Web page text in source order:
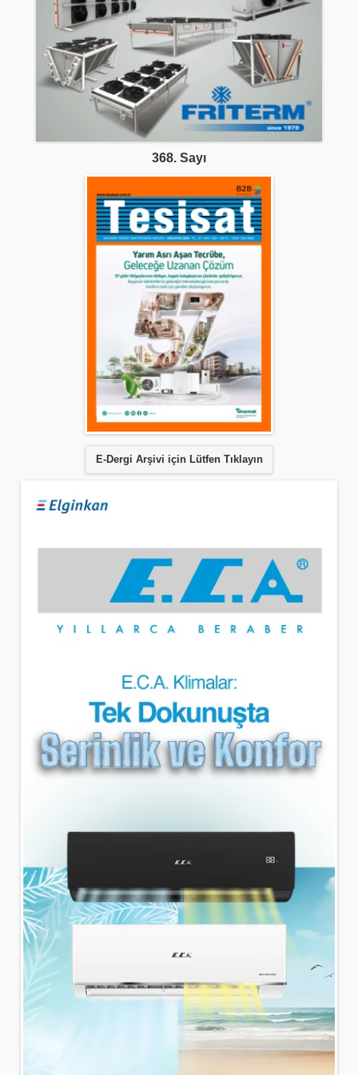
368. Sayı
E-Dergi Arşivi için Lütfen Tıklayın